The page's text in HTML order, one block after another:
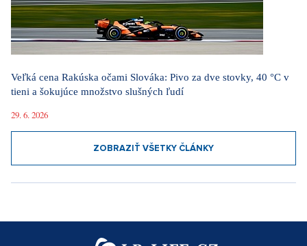
Veľká cena Rakúska očami Slováka: Pivo za dve stovky, 40 °C v
tieni a šokujúce množstvo slušných ľudí
29. 6. 2026
ZOBRAZIŤ VŠETKY ČLÁNKY